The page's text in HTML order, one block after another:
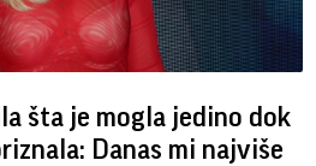
šta je mogla jedino dok
Danas mi najviše